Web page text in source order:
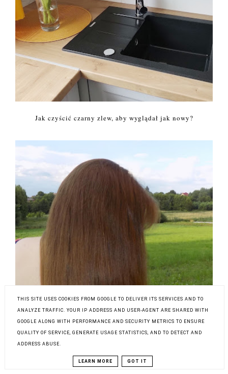
Jak czyścić czarny zlew, aby wyglądał jak nowy?
Włosowa aktualizacja- lipiec 2018
THIS SITE USES COOKIES FROM GOOGLE TO DELIVER ITS SERVICES AND TO
ANALYZE TRAFFIC. YOUR IP ADDRESS AND USER-AGENT ARE SHARED WITH
GOOGLE ALONG WITH PERFORMANCE AND SECURITY METRICS TO ENSURE
QUALITY OF SERVICE, GENERATE USAGE STATISTICS, AND TO DETECT AND
ADDRESS ABUSE.
LEARN MORE GOT IT